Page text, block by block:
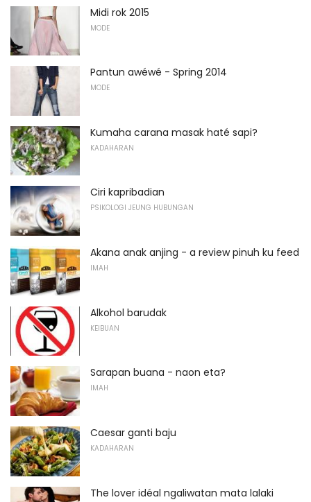
Midi rok 2015
MODE
Pantun awéwé - Spring 2014
MODE
Kumaha carana masak haté sapi?
KADAHARAN
Ciri kapribadian
PSIKOLOGI JEUNG HUBUNGAN
Akana anak anjing - a review pinuh ku feed
IMAH
Alkohol barudak
KEIBUAN
Sarapan buana - naon eta?
IMAH
Caesar ganti baju
KADAHARAN
The lover idéal ngaliwatan mata lalaki